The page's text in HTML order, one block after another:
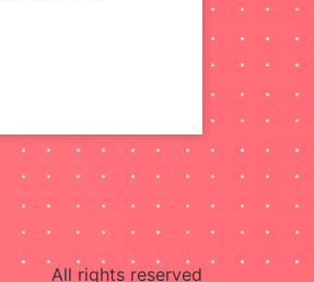
All rights reserved